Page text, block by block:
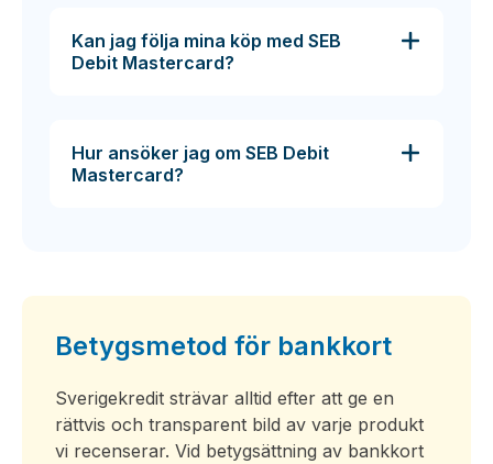
Kan jag följa mina köp med SEB
Debit Mastercard?
Hur ansöker jag om SEB Debit
Mastercard?
Betygsmetod för bankkort
Sverigekredit strävar alltid efter att ge en
rättvis och transparent bild av varje produkt
vi recenserar. Vid betygsättning av bankkort